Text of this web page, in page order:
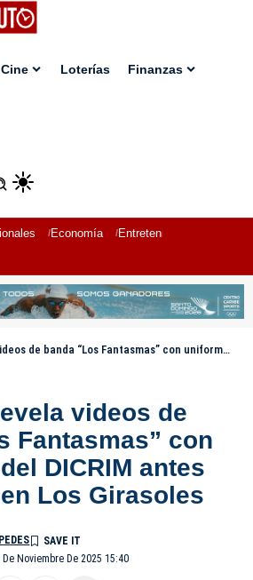
Cine Loterías Finanzas
Economía Entretenimiento
“Los Fantasmas” con uniformes del DICRIM antes del tiroteo en Los Girasoles
videos de
Fantasmas” con
DICRIM antes
Los Girasoles
Noviembre De 2025 15:40